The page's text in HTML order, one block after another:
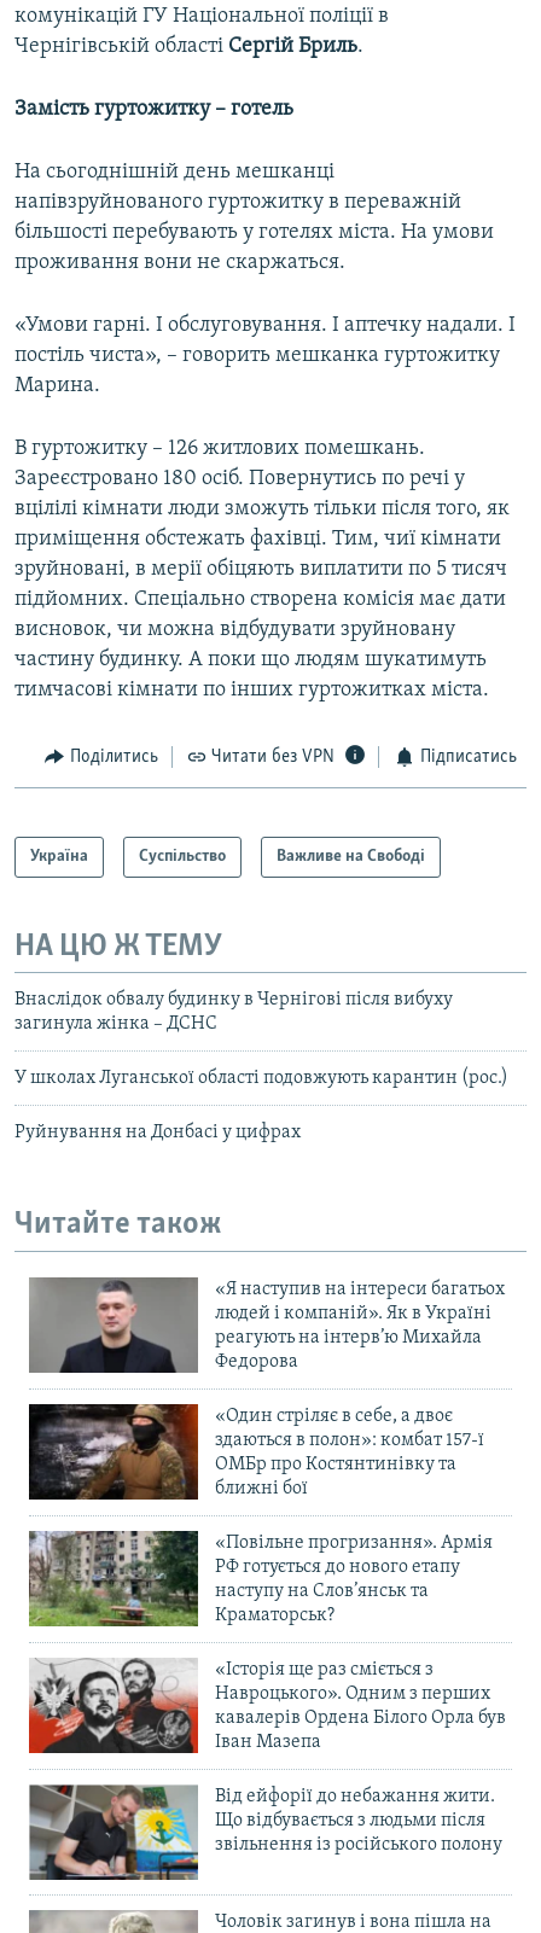
комунікацій ГУ Національної поліції в
Чернігівській області Сергій Бриль.
Замість гуртожитку – готель
На сьогоднішній день мешканці
напівзруйнованого гуртожитку в переважній
більшості перебувають у готелях міста. На умови
проживання вони не скаржаться.
«Умови гарні. І обслуговування. І аптечку надали. І
постіль чиста», – говорить мешканка гуртожитку
Марина.
В гуртожитку – 126 житлових помешкань.
Зареєстровано 180 осіб. Повернутись по речі у
вцілілі кімнати люди зможуть тільки після того, як
приміщення обстежать фахівці. Тим, чиї кімнати
зруйновані, в мерії обіцяють виплатити по 5 тисяч
підйомних. Спеціально створена комісія має дати
висновок, чи можна відбудувати зруйновану
частину будинку. А поки що людям шукатимуть
тимчасові кімнати по інших гуртожитках міста.
Поділитись Читати без VPN Підписатись
Україна Суспільство Важливе на Свободі
НА ЦЮ Ж ТЕМУ
Внаслідок обвалу будинку в Чернігові після вибуху
загинула жінка – ДСНС
У школах Луганської області подовжують карантин (рос.)
Руйнування на Донбасі у цифрах
Читайте також
«Я наступив на інтереси багатьох
людей і компаній». Як в Україні
реагують на інтерв’ю Михайла
Федорова
«Один стріляє в себе, а двоє
здаються в полон»: комбат 157-ї
ОМБр про Костянтинівку та
ближні бої
«Повільне прогризання». Армія
РФ готується до нового етапу
наступу на Слов’янськ та
Краматорськ?
«Історія ще раз сміється з
Навроцького». Одним з перших
кавалерів Ордена Білого Орла був
Іван Мазепа
Від ейфорії до небажання жити.
Що відбувається з людьми після
звільнення із російського полону
Чоловік загинув і вона пішла на